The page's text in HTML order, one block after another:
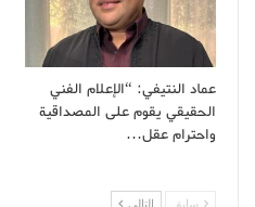
عماد النتيفي: “الإعلام الفني
الحقيقي يقوم على المصداقية
واحترام عقل…
سابق التالى